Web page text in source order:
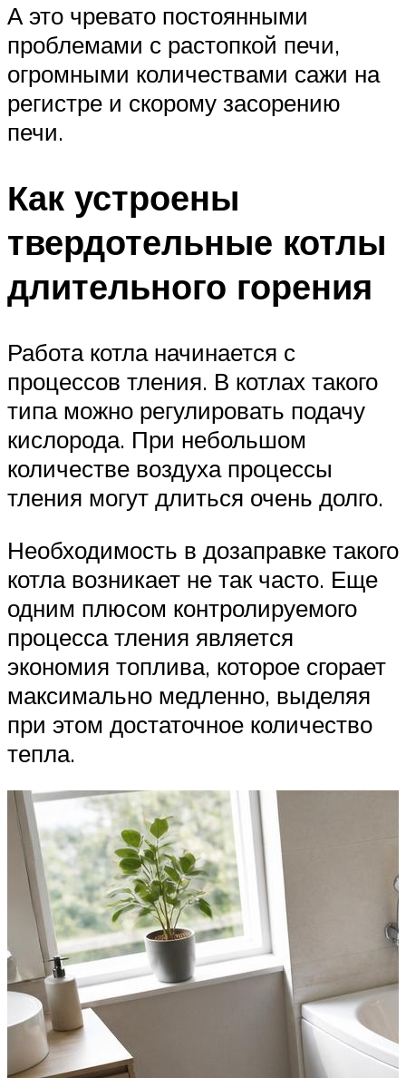
А это чревато постоянными
проблемами с растопкой печи,
огромными количествами сажи на
регистре и скорому засорению
печи.
Как устроены
твердотельные котлы
длительного горения
Работа котла начинается с
процессов тления. В котлах такого
типа можно регулировать подачу
кислорода. При небольшом
количестве воздуха процессы
тления могут длиться очень долго.
Необходимость в дозаправке такого
котла возникает не так часто. Еще
одним плюсом контролируемого
процесса тления является
экономия топлива, которое сгорает
максимально медленно, выделяя
при этом достаточное количество
тепла.